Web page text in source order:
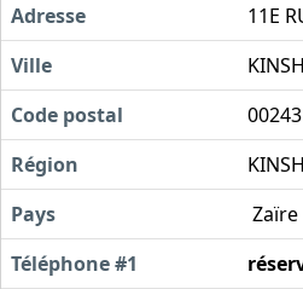
Adresse
11E
Ville
Code postal
00243
Région
Pays
Zaïre
Téléphone #1